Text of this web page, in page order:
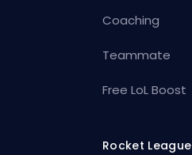
Coaching
Teammate
Free LoL Boost
Rocket League